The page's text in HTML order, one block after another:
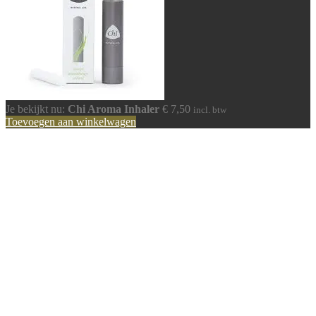
Je bekijkt nu: Chi Aroma Inhaler € 7,50 incl. btw
Toevoegen aan winkelwagen